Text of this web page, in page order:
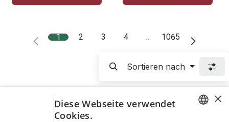
1 2 3 4 … 1065
Sortieren nach
×
Diese Webseite verwendet
Cookies.